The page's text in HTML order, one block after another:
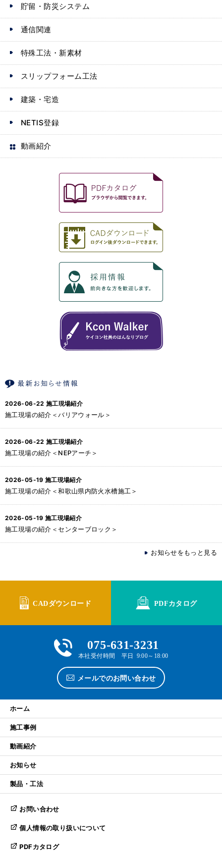
貯留・防災システム
通信関連
特殊工法・新素材
スリップフォーム工法
建築・宅造
NETIS登録
動画紹介
2026-06-22 施工現場紹介
施工現場の紹介＜バリアウォール＞
2026-06-22 施工現場紹介
施工現場の紹介＜NEPアーチ＞
2026-05-19 施工現場紹介
施工現場の紹介＜和歌山県内防火水槽施工＞
2026-05-19 施工現場紹介
施工現場の紹介＜センターブロック＞
お知らせをもっと見る
CADダウンロード PDFカタログ
075-631-3231
本社受付時間 平日 9:00～18:00
メールでのお問い合わせ
ホーム
施工事例
動画紹介
お知らせ
製品・工法
お問い合わせ
個人情報の取り扱いについて
PDFカタログ